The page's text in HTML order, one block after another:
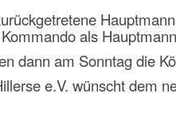
als
dann am Sonntag die
e.V. wünscht dem